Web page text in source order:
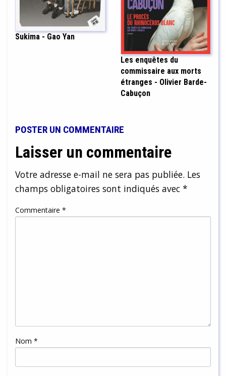
Sukima - Gao Yan
Les enquêtes du
commissaire aux morts
étranges - Olivier Barde-
Cabuçon
POSTER UN COMMENTAIRE
Laisser un commentaire
Votre adresse e-mail ne sera pas publiée. Les
champs obligatoires sont indiqués avec *
Commentaire *
Nom *